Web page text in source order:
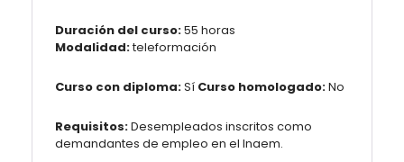
Duración del curso:55 horas
Modalidad:teleformación
Curso con diploma:Sí Curso homologado:No
Requisitos:Desempleados inscritos como
demandantes de empleo en el Inaem.